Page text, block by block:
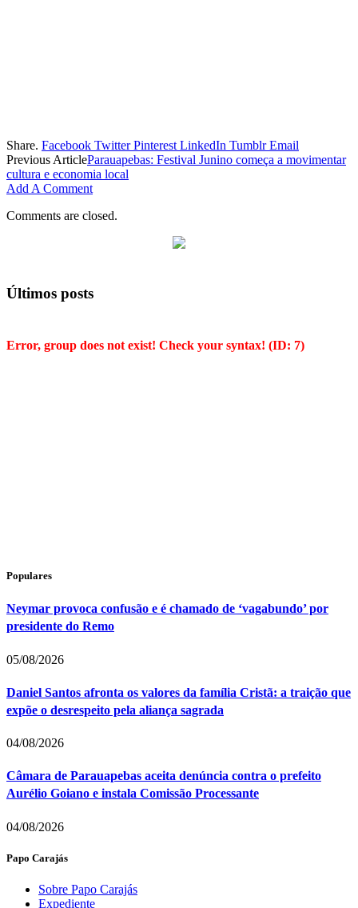
Share. Facebook Twitter Pinterest LinkedIn Tumblr Email
Previous ArticleParauapebas: Festival Junino começa a movimentar
cultura e economia local
Add A Comment
Comments are closed.
Últimos posts
Error, group does not exist! Check your syntax! (ID: 7)
Populares
Neymar provoca confusão e é chamado de ‘vagabundo’ por
presidente do Remo
05/08/2026
Daniel Santos afronta os valores da família Cristã: a traição que
expõe o desrespeito pela aliança sagrada
04/08/2026
Câmara de Parauapebas aceita denúncia contra o prefeito
Aurélio Goiano e instala Comissão Processante
04/08/2026
Papo Carajás
Sobre Papo Carajás
Expediente